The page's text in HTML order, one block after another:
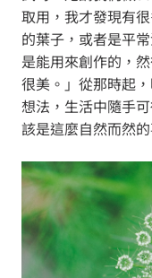
取用，我才發現有
的葉子，或者是平
是能用來創作的，
很美。」從那時起
想法，生活中隨手
該是這麼自然而然的